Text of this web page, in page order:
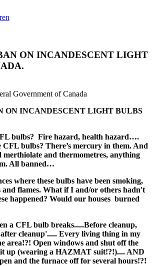
ON INCANDESCENT LIGHT
Government of Canada
ON INCANDESCENT LIGHT BULBS
bulbs? Fire hazard, health hazard….
CFL bulbs? There’s mercury in them. And
merthiolate and thermometres, anything
All banned…
where these bulbs have been smoking,
flames. What if I and/or others hadn't
happened? Would our houses burned
a CFL bulb breaks.....Before cleanup,
cleanup'..... Every living thing in my
area!?! Open windows and shut off the
up (wearing a HAZMAT suit!?!).... AND
and the furnace off for several hours!?!